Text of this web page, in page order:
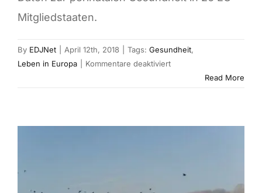
Mitgliedstaaten.
By EDJNet April 12th, 2018 Tags: Gesundheit,
Leben in Europa
Kommentare deaktiviertfür
Peristat)
Read More